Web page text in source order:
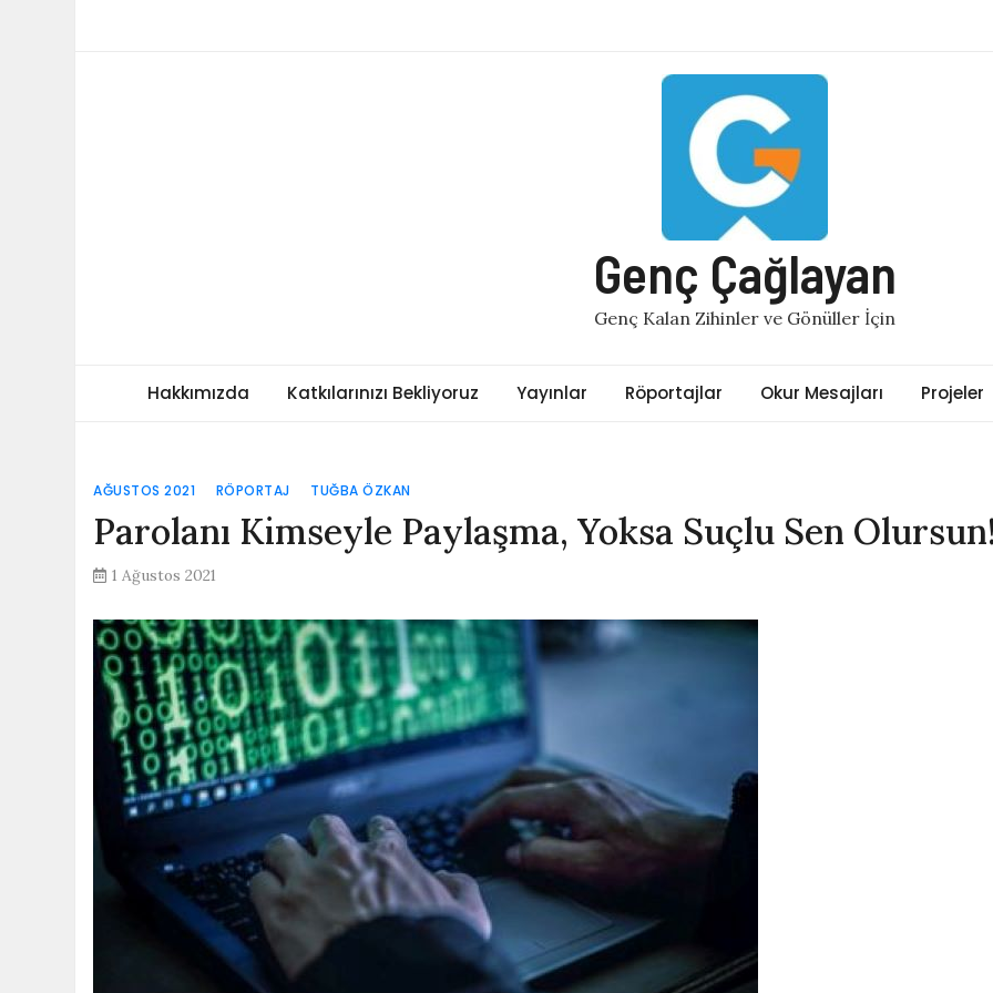
Genç Çağlayan
Genç Kalan Zihinler ve Gönüller İçin
Hakkımızda Katkılarınızı Bekliyoruz Yayınlar Röportajlar Okur Mesajları Projeler
AĞUSTOS 2021 RÖPORTAJ TUĞBA ÖZKAN
Parolanı Kimseyle Paylaşma, Yoksa Suçlu Sen
1 Ağustos 2021